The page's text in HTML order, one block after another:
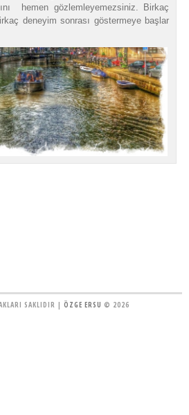
hemen gözlemleyemezsiniz. Birkaç
deneyim sonrası göstermeye başlar
SAKLIDIR | ÖZGE ERSU © 2026